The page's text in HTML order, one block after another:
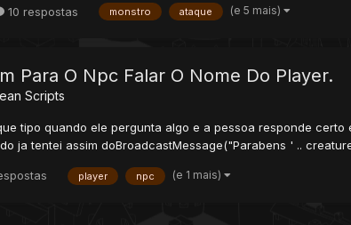
10 respostas monstro ataque (e 5 mais)
Para O Npc Falar O Nome Do Player.
Scripts
tipo quando ele pergunta algo e a pessoa responde
ja tentei assim doBroadcastMessage("Parabens ' ..
player npc (e 1 mais)